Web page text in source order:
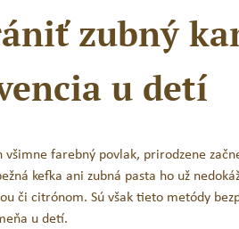
zubný
u detí
všimne farebný povlak, prirodzene
kefka ani zubná pasta ho už
či citrónom. Sú však tieto metódy
u detí.
price
was:
23,85 €.
price
15,90 €.
PRIDAŤ DO